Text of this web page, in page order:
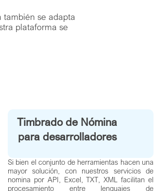
también se adapta
plataforma se
Timbrado de Nómina
para desarrolladores
Si bien el conjunto de herramientas hacen una
mayor solución, con nuestros servicios de
nomina por API, Excel, TXT, XML facilitan el
procesamiento entre lenguajes de